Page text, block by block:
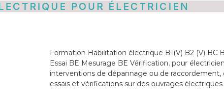
POUR ÉLECTRICIEN
Formation Habilitation électrique B1(V) B2 (V) BC
Essai BE Mesurage BE Vérification, pour
interventions de dépannage ou de raccordement,
essais et vérifications sur des ouvrages